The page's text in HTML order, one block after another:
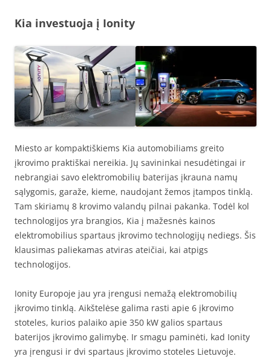
Kia investuoja į Ionity
Miesto ar kompaktiškiems Kia automobiliams greito
įkrovimo praktiškai nereikia. Jų savininkai nesudėtingai ir
nebrangiai savo elektromobilių baterijas įkrauna namų
sąlygomis, garaže, kieme, naudojant žemos įtampos tinklą.
Tam skiriamų 8 krovimo valandų pilnai pakanka. Todėl kol
technologijos yra brangios, Kia į mažesnės kainos
elektromobilius spartaus įkrovimo technologijų nediegs. Šis
klausimas paliekamas atviras ateičiai, kai atpigs
technologijos.
Ionity Europoje jau yra įrengusi nemažą elektromobilių
įkrovimo tinklą. Aikštelėse galima rasti apie 6 įkrovimo
stoteles, kurios palaiko apie 350 kW galios spartaus
baterijos įkrovimo galimybę. Ir smagu paminėti, kad Ionity
yra įrengusi ir dvi spartaus įkrovimo stoteles Lietuvoje.